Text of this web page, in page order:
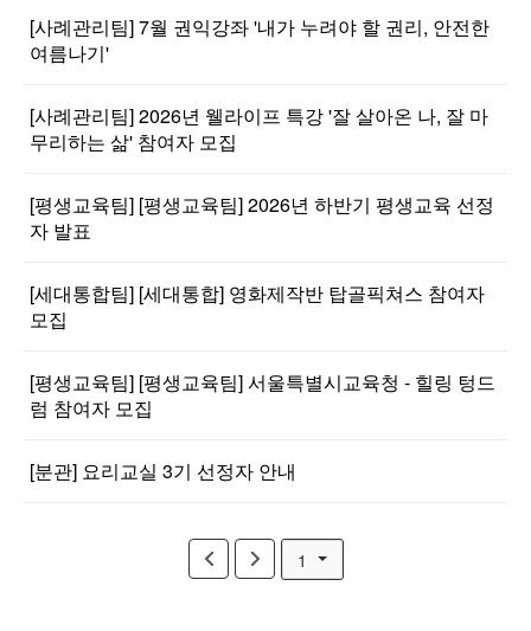
[사례관리팀] 7월 권익강좌 '내가 누려야 할 권리, 안전한
여름나기'
[사례관리팀] 2026년 웰라이프 특강 '잘 살아온 나, 잘 마
무리하는 삶' 참여자 모집
[평생교육팀] [평생교육팀] 2026년 하반기 평생교육 선정
자 발표
[세대통합팀] [세대통합] 영화제작반 탑골픽쳐스 참여자
모집
[평생교육팀] [평생교육팀] 서울특별시교육청 - 힐링 텅드
럼 참여자 모집
[분관] 요리교실 3기 선정자 안내
1